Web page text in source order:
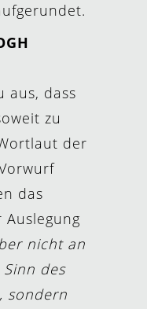
aus, dass
zu
der
das
Auslegung
nicht an
des
sondern